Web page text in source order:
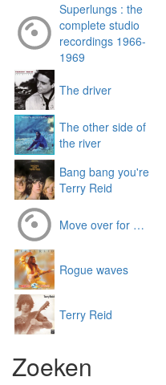
Superlungs : the
complete studio
recordings 1966-
1969
The driver
The other side of
the river
Bang bang you're
Terry Reid
Move over for …
Rogue waves
Terry Reid
Zoeken